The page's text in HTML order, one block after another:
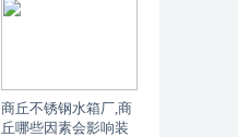
与输变电专包资质有
商丘不锈钢水箱厂,商
丘哪些因素会影响装